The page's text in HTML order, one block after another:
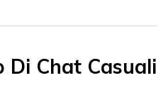
Di Chat Casuali